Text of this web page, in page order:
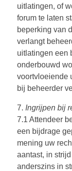
uitlatingen, of
forum te laten
beperking van
verlangt
uitlatingen een
onderbouwd
voortvloeiende
bij beheerder
7. Ingrijpen bij
7.1 Attendeer
een bijdrage
mening uw
aantast, in
anderszins in